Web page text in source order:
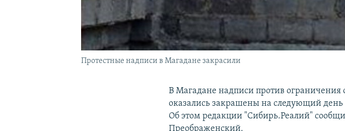
Протестные надписи в Магадане закрасили
В Магадане надписи против ограничения
оказались закрашены на следующий день
Об этом редакции "Сибирь.Реалий"
Преображенский.